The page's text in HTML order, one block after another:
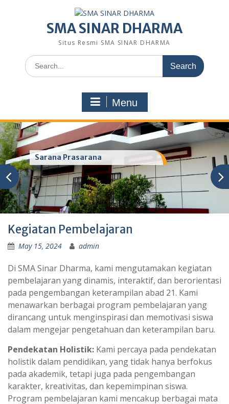
SMA SINAR DHARMA
Situs Resmi SMA SINAR DHARMA
Search
for:
Menu
Sarana Prasarana
Kegiatan Pembelajaran
May 15, 2024 admin
Di SMA Sinar Dharma, kami mengutamakan kegiatan
pembelajaran yang dinamis, interaktif, dan berorientasi
pada pengembangan keterampilan abad 21. Kami
menawarkan berbagai program pembelajaran yang
dirancang untuk menginspirasi dan memotivasi siswa
dalam mengejar pengetahuan dan keterampilan baru.
Pendekatan Holistik: Kami percaya pada pendekatan
holistik dalam pendidikan, yang tidak hanya berfokus
pada akademik, tetapi juga pada pengembangan
karakter, kreativitas, dan kepemimpinan siswa.
Program pembelajaran kami mencakup berbagai mata